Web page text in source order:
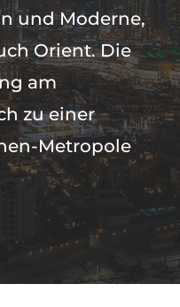
und Moderne,
Orient. Die
am
zu einer
Metropole